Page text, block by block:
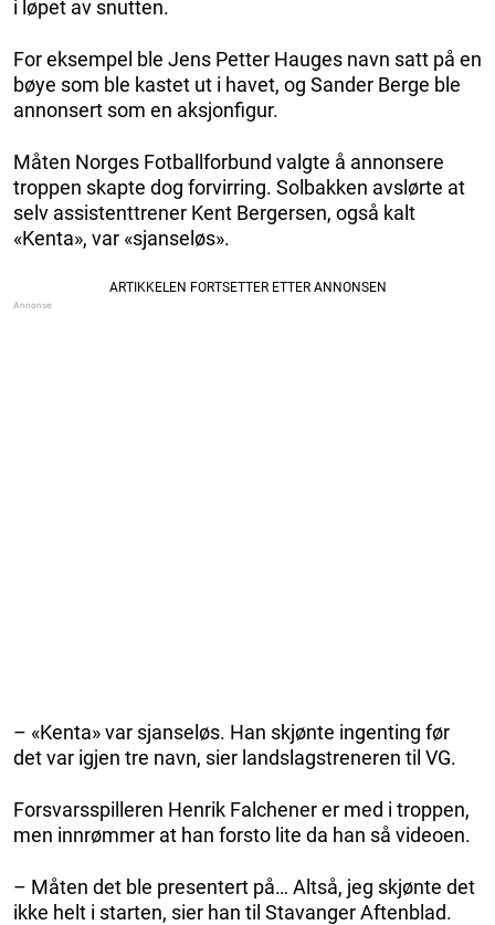
i løpet av snutten.
For eksempel ble Jens Petter Hauges navn satt på en
bøye som ble kastet ut i havet, og Sander Berge ble
annonsert som en aksjonfigur.
Måten Norges Fotballforbund valgte å annonsere
troppen skapte dog forvirring. Solbakken avslørte at
selv assistenttrener Kent Bergersen, også kalt
«Kenta», var «sjanseløs».
– «Kenta» var sjanseløs. Han skjønte ingenting før
det var igjen tre navn, sier landslagstreneren til VG.
Forsvarsspilleren Henrik Falchener er med i troppen,
men innrømmer at han forsto lite da han så videoen.
– Måten det ble presentert på… Altså, jeg skjønte det
ikke helt i starten, sier han til Stavanger Aftenblad.